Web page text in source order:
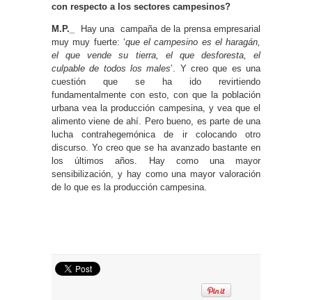
con respecto a los sectores campesinos?
M.P._ Hay una campaña de la prensa empresarial
muy muy fuerte: ‘que el campesino es el haragán,
el que vende su tierra, el que desforesta, el
culpable de todos los males’. Y creo que es una
cuestión que se ha ido revirtiendo
fundamentalmente con esto, con que la población
urbana vea la producción campesina, y vea que el
alimento viene de ahí. Pero bueno, es parte de una
lucha contrahegemónica de ir colocando otro
discurso. Yo creo que se ha avanzado bastante en
los últimos años. Hay como una mayor
sensibilización, y hay como una mayor valoración
de lo que es la producción campesina.